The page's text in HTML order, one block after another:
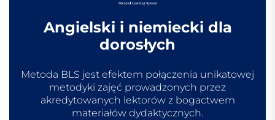
Angielski i niemiecki dla
dorosłych
Metoda BLS jest efektem połączenia unikatowej
metodyki zajęć prowadzonych przez
akredytowanych lektorów z bogactwem
materiałów dydaktycznych.